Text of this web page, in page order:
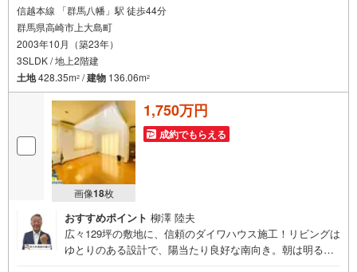
信越本線 「群馬八幡」駅 徒歩44分
群馬県高崎市上大島町
2003年10月（築23年）
3SLDK / 地上2階建
土地428.35m2 /建物 136.06m2
画像18枚
1,750万円
成約でもらえる
おすすめポイント 柳澤 陸夫
広々129坪の敷地に、信頼のダイワハウス施工！リビングは
ゆとりのある設計で、陽当たり良好な南向き。朝は明るい